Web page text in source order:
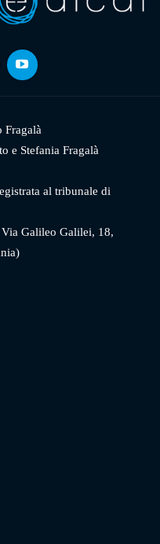
Fragalà
e Stefania Fragalà
al tribunale di
Galileo Galilei, 18,